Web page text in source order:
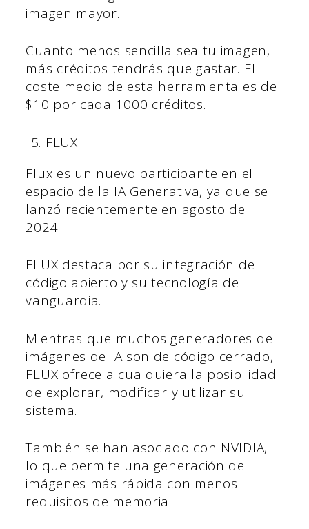
imagen mayor.
Cuanto menos sencilla sea tu imagen,
más créditos tendrás que gastar. El
coste medio de esta herramienta es de
$10 por cada 1000 créditos.
FLUX
Flux es un nuevo participante en el
espacio de la IA Generativa, ya que se
lanzó recientemente en agosto de
2024.
FLUX destaca por su integración de
código abierto y su tecnología de
vanguardia.
Mientras que muchos generadores de
imágenes de IA son de código cerrado,
FLUX ofrece a cualquiera la posibilidad
de explorar, modificar y utilizar su
sistema.
También se han asociado con NVIDIA,
lo que permite una generación de
imágenes más rápida con menos
requisitos de memoria.